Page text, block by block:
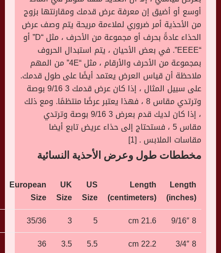
أوسع أو أضيق إن معرفة عرض قدمك ومقارنتها بزوج
من الأحذية أمر ضروري لملاءمة مريحة يتم وصف عرض
الحذاء عادةً بحرف أو مجموعة من الأحرف ، مثل “D” أو
“EEEE”. في بعض الأحيان ، يتم استبدال الحروف
بمجموعة من الأحرف والأرقام ، مثل “4E” من المهم
ملاحظة أن قياس العرض يعتمد أيضًا على طول قدمك.
على سبيل المثال ، إذا كان عرض قدمك 3 9/16 بوصة
وترتدي مقاس 8 ، فهذا يعتبر عرضًا منتظمًا. ومع ذلك
، إذا كان لديك قدم بعرض 3 9/16 بوصة وترتدي
مقاس 5 ، فستحتاج إلى حذاء عريض تابع أيضا
مقاسات الملابس . [1]
مخططات طول وعرض الأحذية النسائية
Length
(inches)
Length
(centimeters)
US
Size
UK
Size
European
Size
8 9/16″
21.6 cm
5
3
35/36
8 3/4″
22.2 cm
5.5
3.5
36